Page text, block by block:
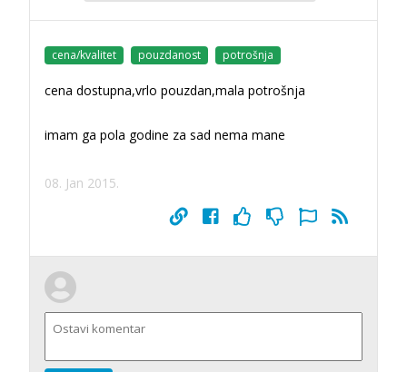
cena/kvalitet pouzdanost potrošnja
cena dostupna,vrlo pouzdan,mala potrošnja
imam ga pola godine za sad nema mane
08. Jan 2015.